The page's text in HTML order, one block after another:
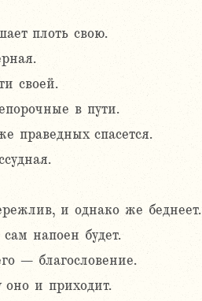
плоть свою.
своей.
в пути.
праведных спасется.
и однако же беднеет.
сам напоен будет.
– благословение.
оно и приходит.